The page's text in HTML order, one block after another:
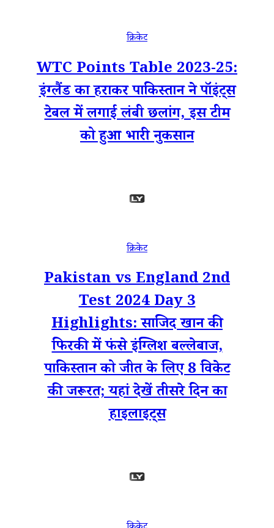
क्रिकेट
WTC Points Table 2023-25:
इंग्लैंड का हराकर पाकिस्तान ने पॉइंट्स
टेबल में लगाई लंबी छलांग, इस टीम
को हुआ भारी नुकसान
क्रिकेट
Pakistan vs England 2nd
Test 2024 Day 3
Highlights: साजिद खान की
फिरकी में फंसे इंग्लिश बल्लेबाज,
पाकिस्तान को जीत के लिए 8 विकेट
की जरूरत; यहां देखें तीसरे दिन का
हाइलाइट्स